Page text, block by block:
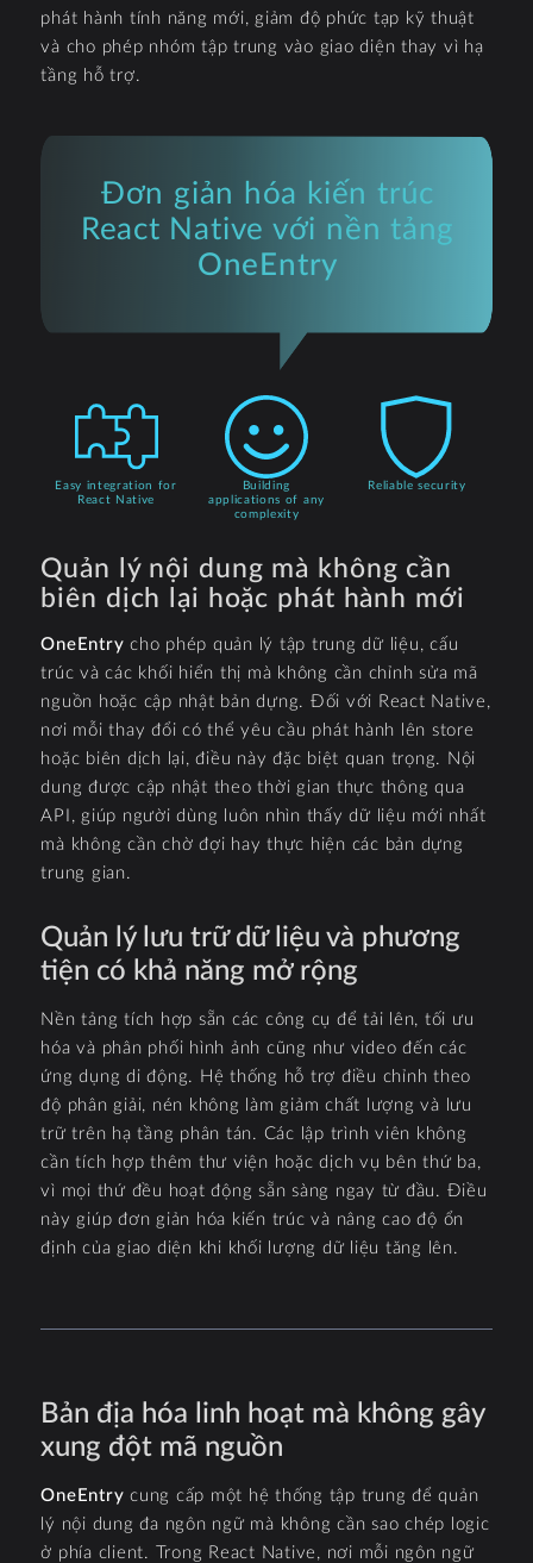
phát hành tính năng mới, giảm độ phức tạp kỹ thuật
và cho phép nhóm tập trung vào giao diện thay vì hạ
tầng hỗ trợ.
Đơn giản hóa kiến trúc
React Native với nền tảng
OneEntry
Easy integration for
React Native
Building
applications of any
complexity
Reliable security
Quản lý nội dung mà không cần
biên dịch lại hoặc phát hành mới
OneEntry cho phép quản lý tập trung dữ liệu, cấu
trúc và các khối hiển thị mà không cần chỉnh sửa mã
nguồn hoặc cập nhật bản dựng. Đối với React Native,
nơi mỗi thay đổi có thể yêu cầu phát hành lên store
hoặc biên dịch lại, điều này đặc biệt quan trọng. Nội
dung được cập nhật theo thời gian thực thông qua
API, giúp người dùng luôn nhìn thấy dữ liệu mới nhất
mà không cần chờ đợi hay thực hiện các bản dựng
trung gian.
Quản lý lưu trữ dữ liệu và phương
tiện có khả năng mở rộng
Nền tảng tích hợp sẵn các công cụ để tải lên, tối ưu
hóa và phân phối hình ảnh cũng như video đến các
ứng dụng di động. Hệ thống hỗ trợ điều chỉnh theo
độ phân giải, nén không làm giảm chất lượng và lưu
trữ trên hạ tầng phân tán. Các lập trình viên không
cần tích hợp thêm thư viện hoặc dịch vụ bên thứ ba,
vì mọi thứ đều hoạt động sẵn sàng ngay từ đầu. Điều
này giúp đơn giản hóa kiến trúc và nâng cao độ ổn
định của giao diện khi khối lượng dữ liệu tăng lên.
Bản địa hóa linh hoạt mà không gây
xung đột mã nguồn
OneEntry cung cấp một hệ thống tập trung để quản
lý nội dung đa ngôn ngữ mà không cần sao chép logic
ở phía client. Trong React Native, nơi mỗi ngôn ngữ